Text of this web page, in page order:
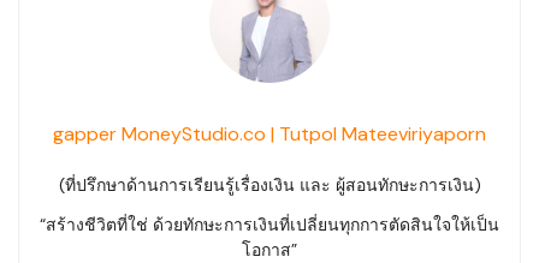
gapper MoneyStudio.co | Tutpol Mateeviriyaporn
(ที่ปรึกษาด้านการเรียนรู้เรื่องเงิน และ ผู้สอนทักษะการเงิน)
“สร้างชีวิตที่ใช่ ด้วยทักษะการเงินที่เปลี่ยนทุกการตัดสินใจให้เป็น
โอกาส”